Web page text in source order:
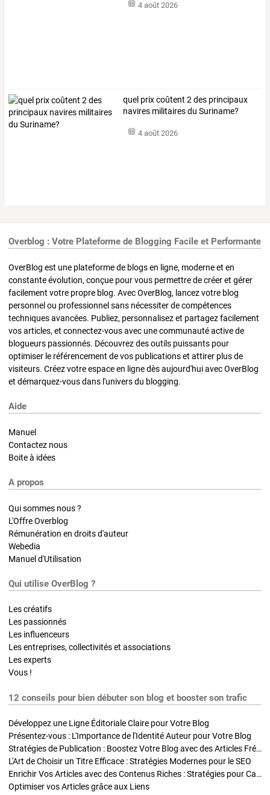
4 août 2026
quel prix coûtent 2 des principaux
navires militaires du Suriname?
4 août 2026
Overblog : Votre Plateforme de Blogging Facile et Performante
OverBlog est une plateforme de blogs en ligne, moderne et en
constante évolution, conçue pour vous permettre de créer et gérer
facilement votre propre blog. Avec OverBlog, lancez votre blog
personnel ou professionnel sans nécessiter de compétences
techniques avancées. Publiez, personnalisez et partagez facilement
vos articles, et connectez-vous avec une communauté active de
blogueurs passionnés. Découvrez des outils puissants pour
optimiser le référencement de vos publications et attirer plus de
visiteurs. Créez votre espace en ligne dès aujourd'hui avec OverBlog
et démarquez-vous dans l'univers du blogging.
Aide
Manuel
Contactez nous
Boite à idées
A propos
Qui sommes nous ?
L'Offre Overblog
Rémunération en droits d'auteur
Webedia
Manuel d'Utilisation
Qui utilise OverBlog ?
Les créatifs
Les passionnés
Les influenceurs
Les entreprises, collectivités et associations
Les experts
Vous !
12 conseils pour bien débuter son blog et booster son trafic
Développez une Ligne Éditoriale Claire pour Votre Blog
Présentez-vous : L'Importance de l'Identité Auteur pour Votre Blog
Stratégies de Publication : Boostez Votre Blog avec des Articles Fréquents et Exclusifs
L'Art de Choisir un Titre Efficace : Stratégies Modernes pour le SEO
Enrichir Vos Articles avec des Contenus Riches : Stratégies pour Captiver et Optimiser
Optimiser vos Articles grâce aux Liens